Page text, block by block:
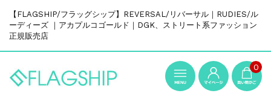
【FLAGSHIP/フラッグシップ】REVERSAL/リバーサル｜RUDIES/ル
ーディーズ ｜アカプルコゴールド｜DGK、ストリート系ファッション
正規販売店
0